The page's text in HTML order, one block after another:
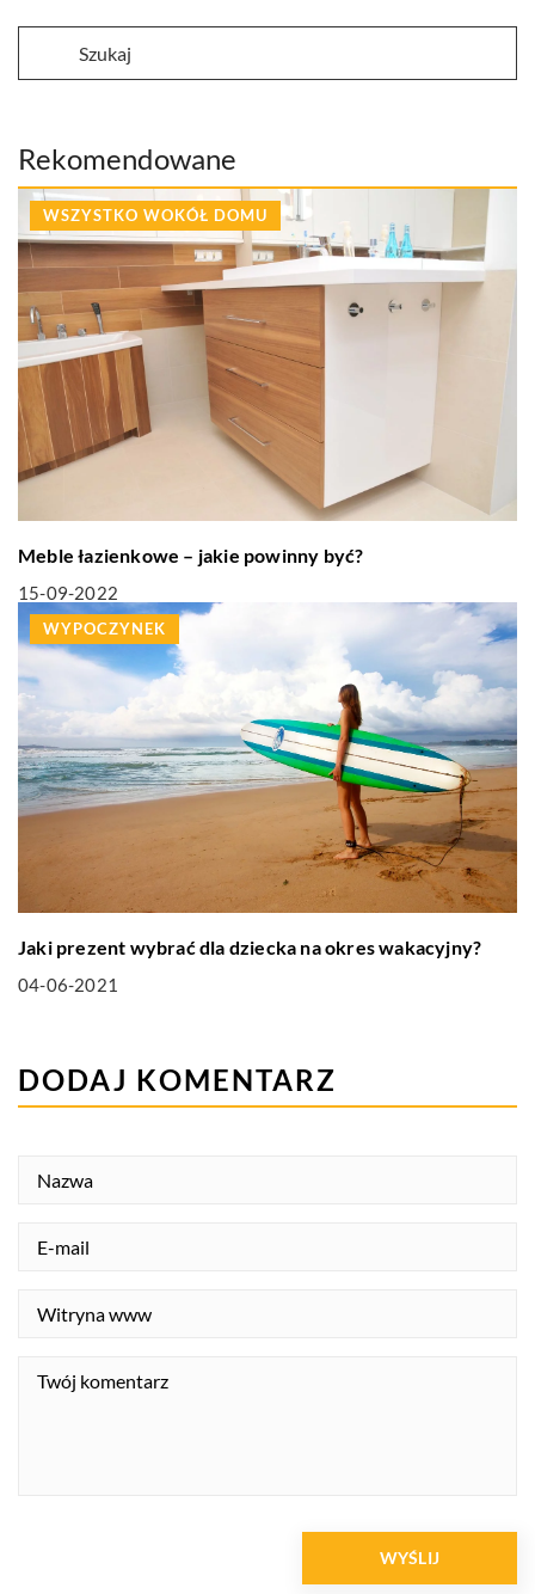
Rekomendowane
WSZYSTKO WOKÓŁ DOMU
Meble łazienkowe – jakie powinny być?
15-09-2022
WYPOCZYNEK
Jaki prezent wybrać dla dziecka na okres wakacyjny?
04-06-2021
DODAJ KOMENTARZ